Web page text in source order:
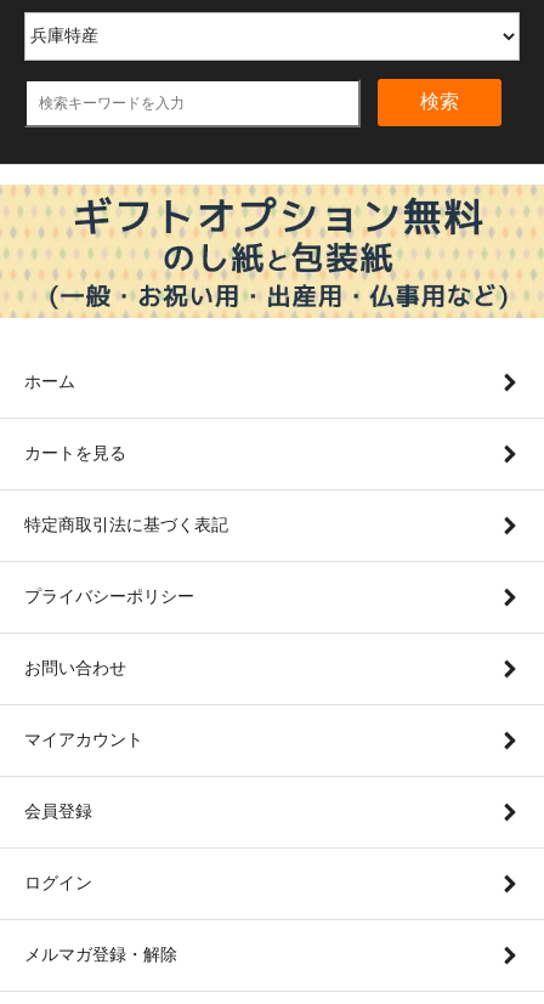
検索
ホーム
カートを見る
特定商取引法に基づく表記
プライバシーポリシー
お問い合わせ
マイアカウント
会員登録
ログイン
メルマガ登録・解除